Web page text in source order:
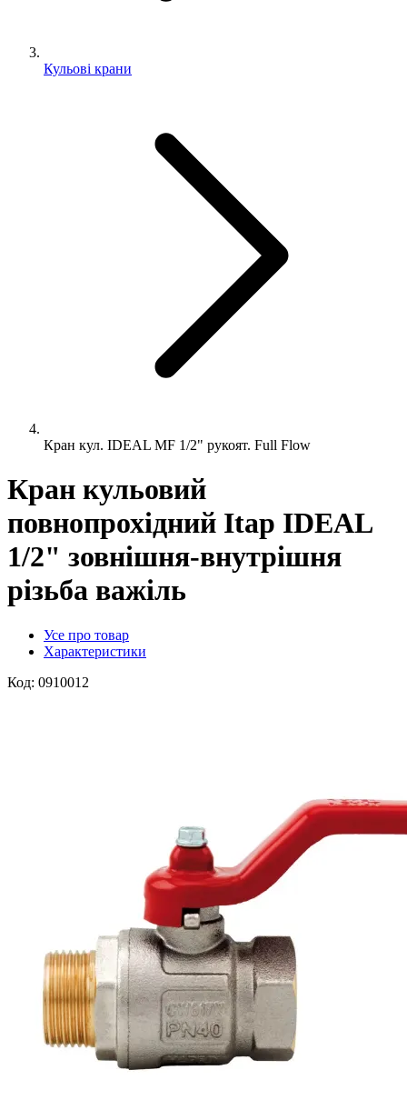
Кульові крани
Кран кул. IDEAL MF 1/2" рукоят. Full Flow
Кран кульовий
повнопрохідний Itap IDEAL
1/2" зовнішня-внутрішня
різьба важіль
Усе про товар
Характеристики
Код: 0910012